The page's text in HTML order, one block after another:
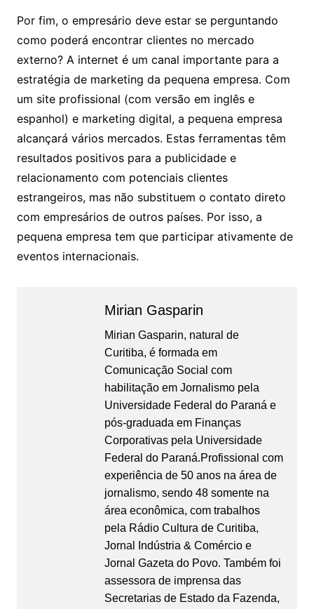
Por fim, o empresário deve estar se perguntando
como poderá encontrar clientes no mercado
externo? A internet é um canal importante para a
estratégia de marketing da pequena empresa. Com
um site profissional (com versão em inglês e
espanhol) e marketing digital, a pequena empresa
alcançará vários mercados. Estas ferramentas têm
resultados positivos para a publicidade e
relacionamento com potenciais clientes
estrangeiros, mas não substituem o contato direto
com empresários de outros países. Por isso, a
pequena empresa tem que participar ativamente de
eventos internacionais.
Mirian Gasparin
Mirian Gasparin, natural de
Curitiba, é formada em
Comunicação Social com
habilitação em Jornalismo pela
Universidade Federal do Paraná e
pós-graduada em Finanças
Corporativas pela Universidade
Federal do Paraná.Profissional com
experiência de 50 anos na área de
jornalismo, sendo 48 somente na
área econômica, com trabalhos
pela Rádio Cultura de Curitiba,
Jornal Indústria & Comércio e
Jornal Gazeta do Povo. Também foi
assessora de imprensa das
Secretarias de Estado da Fazenda,